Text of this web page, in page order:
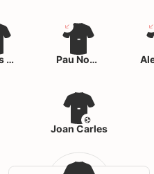
-
Joan Carles
Carlos Ramón
-
Pau Noguera